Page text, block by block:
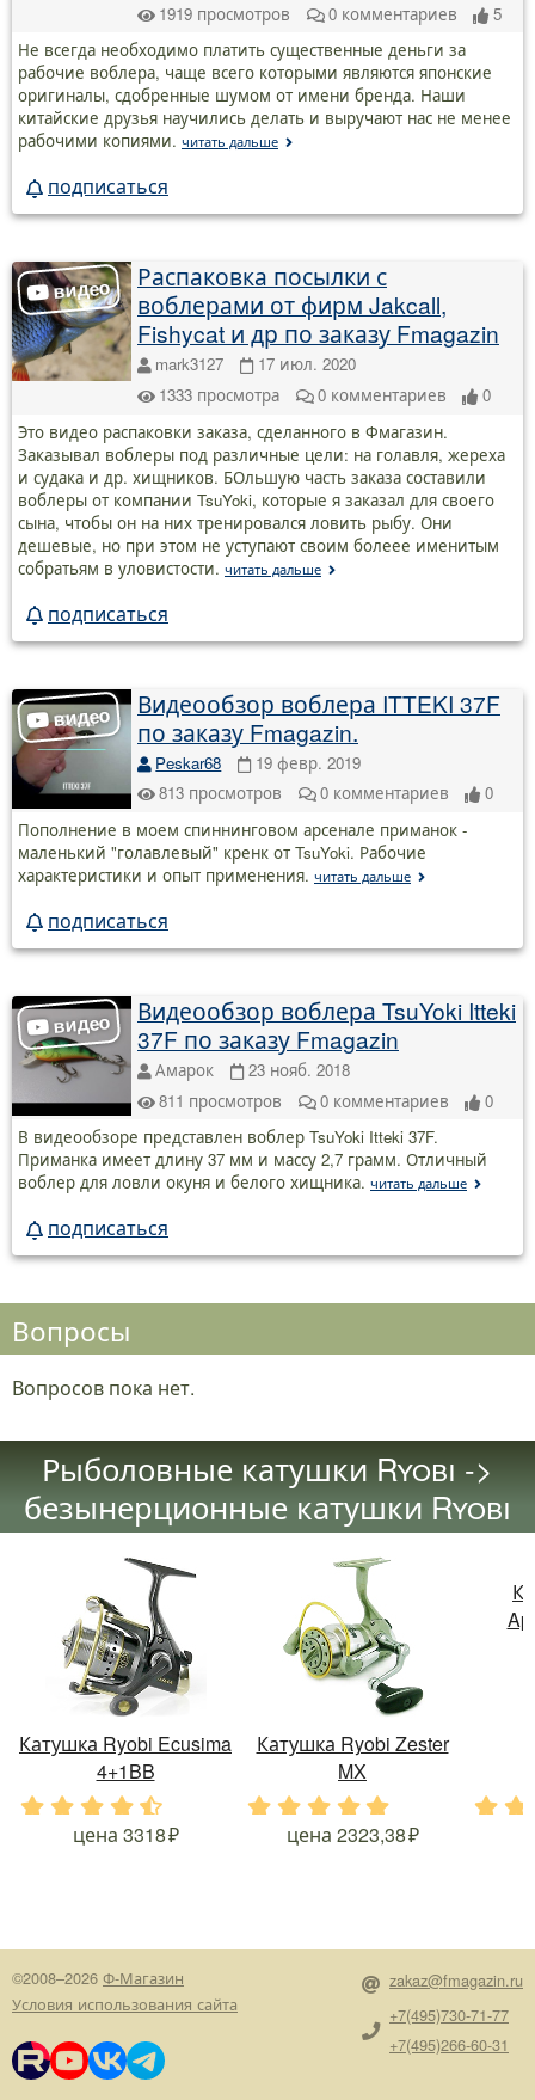
1919 просмотров 0 комментариев
5
Не всегда необходимо платить существенные деньги за
рабочие воблера, чаще всего которыми являются японские
оригиналы, сдобренные шумом от имени бренда. Наши
китайские друзья научились делать и выручают нас не менее
рабочими копиями. читать дальше
подписаться
Распаковка посылки с
воблерами от фирм Jakcall,
Fishycat и др по заказу Fmagazin
mark3127
17 июл. 2020
1333 просмотра 0 комментариев
0
Это видео распаковки заказа, сделанного в Фмагазин.
Заказывал воблеры под различные цели: на голавля, жереха
и судака и др. хищников. БОльшую часть заказа составили
воблеры от компании TsuYoki, которые я заказал для своего
сына, чтобы он на них тренировался ловить рыбу. Они
дешевые, но при этом не уступают своим болеее именитым
собратьям в уловистости. читать дальше
подписаться
Видеообзор воблера ITTEKI 37F
по заказу Fmagazin.
Peskar68
19 февр. 2019
813 просмотров 0 комментариев
0
Пополнение в моем спиннинговом арсенале приманок -
маленький "голавлевый" кренк от TsuYoki. Рабочие
характеристики и опыт применения. читать дальше
подписаться
Видеообзор воблера TsuYoki Itteki
37F по заказу Fmagazin
Амарок
23 нояб. 2018
811 просмотров 0 комментариев
0
В видеообзоре представлен воблер TsuYoki Itteki 37F.
Приманка имеет длину 37 мм и массу 2,7 грамм. Отличный
воблер для ловли окуня и белого хищника. читать дальше
подписаться
Вопросы
Вопросов пока нет.
Рыболовные катушки Ryobi ->
безынерционные катушки Ryobi
Катушка Ryobi Ecusima
4+1BB
. . .
цена 3318
Катушка Ryobi Zester
MX
. . . .
цена 2323,38
©2008–2026 Ф-Магазин
Условия использования сайта
zakaz@fmagazin.ru
+7(495)730-71-77
+7(495)266-60-31